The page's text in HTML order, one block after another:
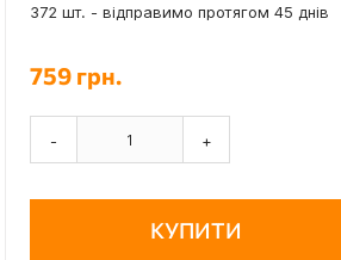
372 шт. - відправимо протягом 45 днів
759 грн.
- +
КУПИТИ